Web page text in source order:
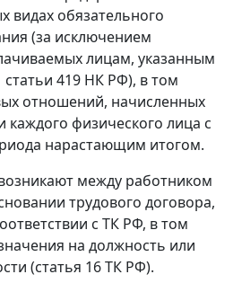
видах обязательного
(за исключением
лицам, указанным
статьи 419 НК РФ), в том
отношений, начисленных
физического лица с
нарастающим итогом.
между работником
трудового договора,
с ТК РФ, в том
на должность или
(статья 16 ТК РФ).